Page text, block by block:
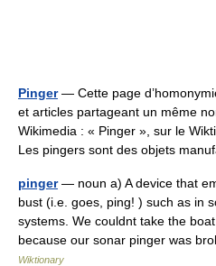
Pinger— Cette page
et articles partageant un même
Wikimedia : « Pinger », sur le
Les pingers sont des objets
pinger— noun a) A device that
bust (i.e. goes, ping! ) such as in
systems. We couldnt take the
because our sonar pinger was
Wiktionary